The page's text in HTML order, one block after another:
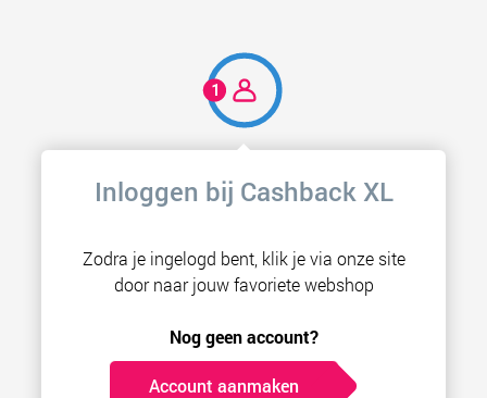
Inloggen bij Cashback XL
Zodra je ingelogd bent, klik je via onze site
door naar jouw favoriete webshop
Nog geen account?
Account aanmaken